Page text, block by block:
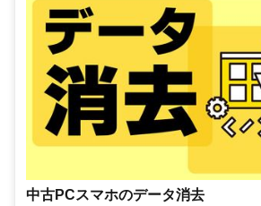
中古PCスマホのデータ消去